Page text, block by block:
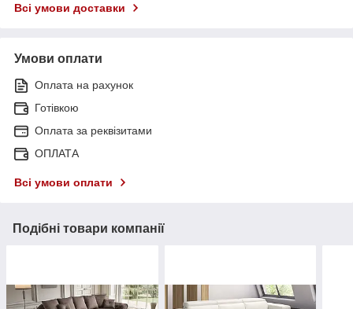
Всі умови доставки
Умови оплати
Оплата на рахунок
Готівкою
Оплата за реквізитами
ОПЛАТА
Всі умови оплати
Подібні товари компанії